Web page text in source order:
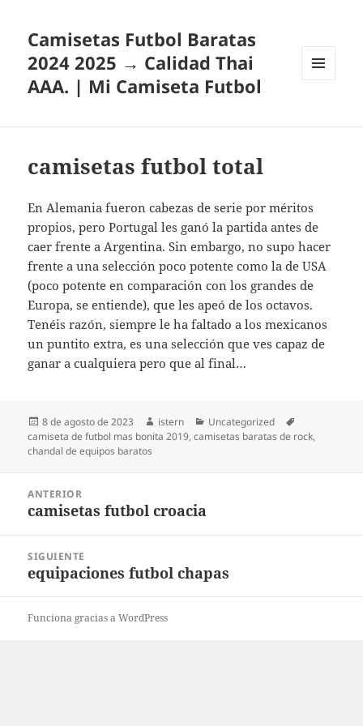
Camisetas Futbol Baratas
2024 2025 → Calidad Thai
AAA. | Mi Camiseta Futbol
camisetas futbol total
En Alemania fueron cabezas de serie por méritos
propios, pero Portugal les ganó la partida antes de
caer frente a Argentina. Sin embargo, no supo hacer
frente a una selección poco potente como la de USA
(poco potente en comparación con los grandes de
Europa, se entiende), que les apeó de los octavos.
Tenéis razón, siempre le ha faltado a los mexicanos
un puntito extra, es una selección que ves capaz de
ganar a cualquiera pero que al final…
Publicado
el
8 de agosto de 2023 Autor
istern Categorías
Uncategorized
camiseta de futbol mas bonita 2019,camisetas baratas de rock,
chandal de equipos baratos
entradas
ANTERIOR
Entrada
camisetas futbol croacia
SIGUIENTE
Entrada
equipaciones futbol chapas
Funciona gracias a WordPress